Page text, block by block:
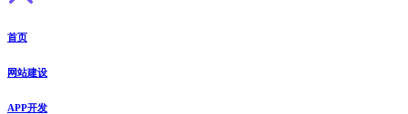
首页
网站建设
APP开发